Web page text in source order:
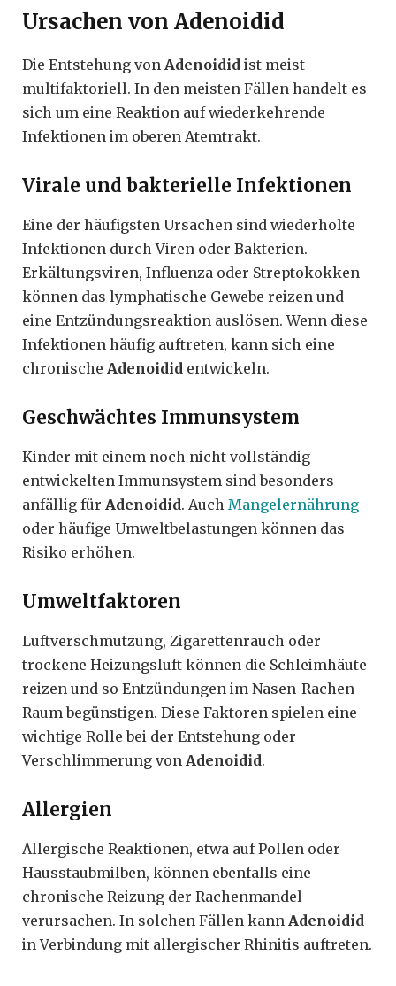
Ursachen von Adenoidid
Die Entstehung von Adenoidid ist meist
multifaktoriell. In den meisten Fällen handelt es
sich um eine Reaktion auf wiederkehrende
Infektionen im oberen Atemtrakt.
Virale und bakterielle Infektionen
Eine der häufigsten Ursachen sind wiederholte
Infektionen durch Viren oder Bakterien.
Erkältungsviren, Influenza oder Streptokokken
können das lymphatische Gewebe reizen und
eine Entzündungsreaktion auslösen. Wenn diese
Infektionen häufig auftreten, kann sich eine
chronische Adenoidid entwickeln.
Geschwächtes Immunsystem
Kinder mit einem noch nicht vollständig
entwickelten Immunsystem sind besonders
anfällig für Adenoidid. Auch Mangelernährung
oder häufige Umweltbelastungen können das
Risiko erhöhen.
Umweltfaktoren
Luftverschmutzung, Zigarettenrauch oder
trockene Heizungsluft können die Schleimhäute
reizen und so Entzündungen im Nasen-Rachen-
Raum begünstigen. Diese Faktoren spielen eine
wichtige Rolle bei der Entstehung oder
Verschlimmerung von Adenoidid.
Allergien
Allergische Reaktionen, etwa auf Pollen oder
Hausstaubmilben, können ebenfalls eine
chronische Reizung der Rachenmandel
verursachen. In solchen Fällen kann Adenoidid
in Verbindung mit allergischer Rhinitis auftreten.